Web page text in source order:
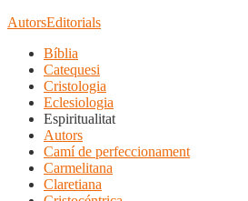
AutorsEditorials
Bíblia
Catequesi
Cristologia
Eclesiologia
Espiritualitat
Autors
Camí de perfeccionament
Carmelitana
Claretiana